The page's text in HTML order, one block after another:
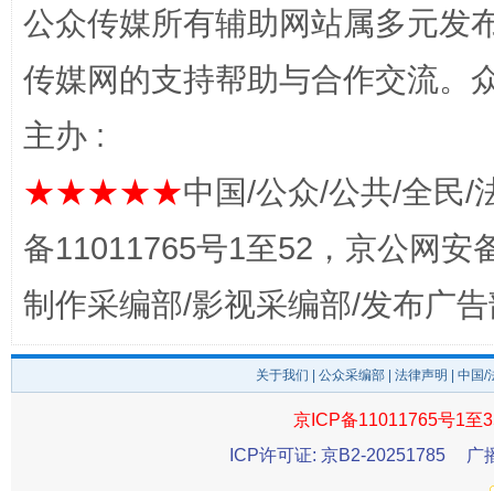
这是一记警钟！ 谢
在谋一域中谋全局
今
公众传媒所有辅助网站属多元发
传媒网的支持帮助与合作交流。
主办 :
★★★★★中国/公众/公共/全民/
备11011765号1至52，京公网安
制作采编部/影视采编部/发布广
关于我们 公众采编部 法律声明 | 中国
京ICP备11011765号1至
ICP许可证: 京B2-20251785
广